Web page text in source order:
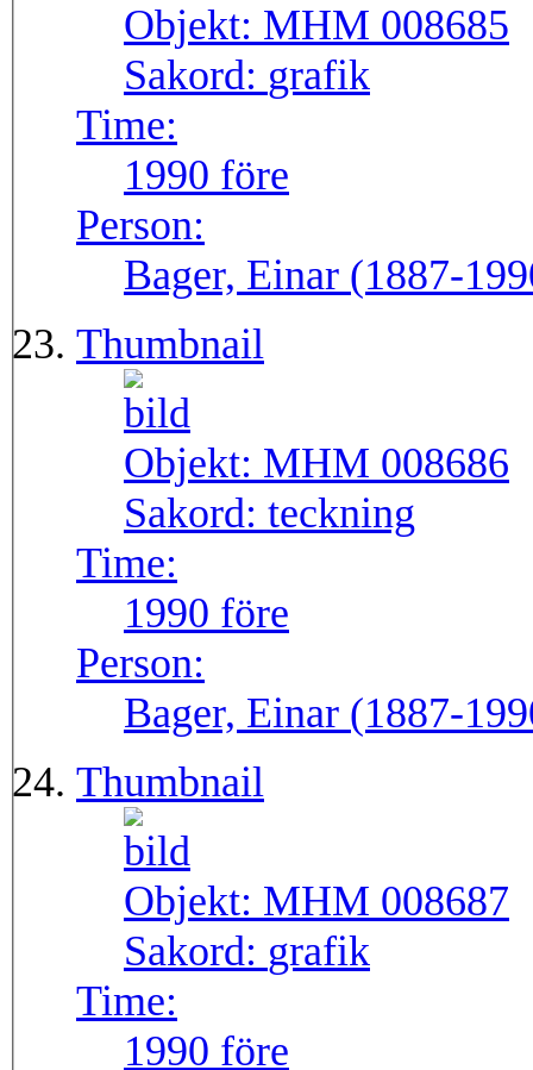
Objekt: MHM 008685
Sakord: grafik
Time:
1990 före
Person:
Bager, Einar (1887-
Thumbnail
Objekt: MHM 008686
Sakord: teckning
Time:
1990 före
Person:
Bager, Einar (1887-
Thumbnail
Objekt: MHM 008687
Sakord: grafik
Time:
1990 före